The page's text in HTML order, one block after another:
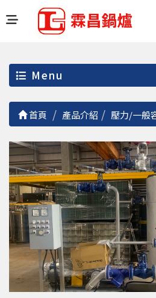
Menu
首頁 產品介紹 壓力/一般